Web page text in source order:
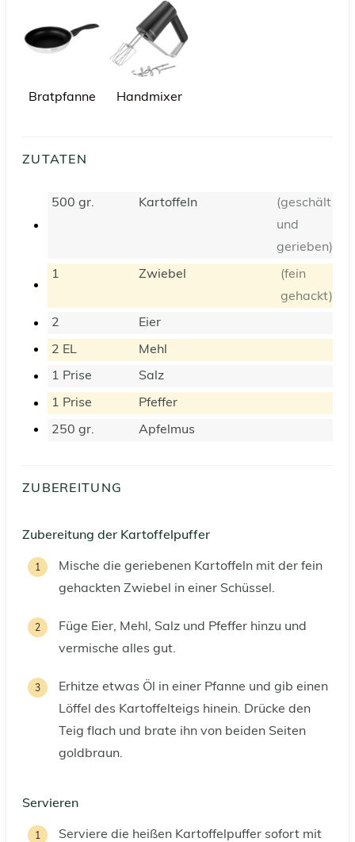
Bratpfanne Handmixer
ZUTATEN
500 gr. Kartoffeln
(geschält
und
gerieben)
1 Zwiebel
(fein
gehackt)
2 Eier
2 EL Mehl
1 Prise Salz
1 Prise Pfeffer
250 gr. Apfelmus
ZUBEREITUNG
Zubereitung der Kartoffelpuffer
Mische die geriebenen Kartoffeln mit der fein
gehackten Zwiebel in einer Schüssel.
Füge Eier, Mehl, Salz und Pfeffer hinzu und
vermische alles gut.
Erhitze etwas Öl in einer Pfanne und gib einen
Löffel des Kartoffelteigs hinein. Drücke den
Teig flach und brate ihn von beiden Seiten
goldbraun.
Servieren
Serviere die heißen Kartoffelpuffer sofort mit